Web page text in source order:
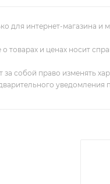
для интернет-магазина и
товарах и ценах носит
за собой право изменять
уведомления